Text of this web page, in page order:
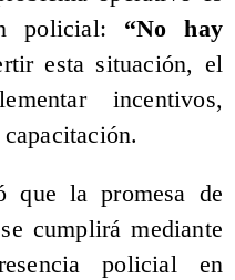
policial: “No hay
esta situación, el
incentivos,
que la promesa de
cumplirá mediante
policial en